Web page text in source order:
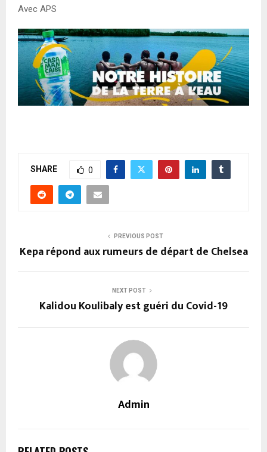
Avec APS
SHARE 0
PREVIOUS POST
Kepa répond aux rumeurs de départ de Chelsea
NEXT POST
Kalidou Koulibaly est guéri du Covid-19
Admin